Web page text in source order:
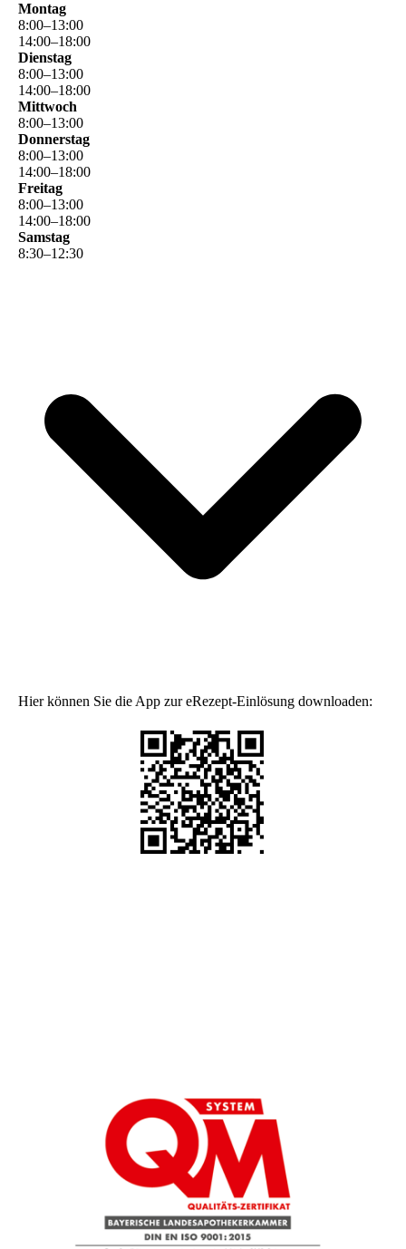
Montag
8:00–13:00
14:00–18:00
Dienstag
8:00–13:00
14:00–18:00
Mittwoch
8:00–13:00
Donnerstag
8:00–13:00
14:00–18:00
Freitag
8:00–13:00
14:00–18:00
Samstag
8:30–12:30
Hier können Sie die App zur eRezept-Einlösung downloaden: